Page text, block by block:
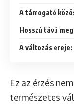
A támogató
Hosszú távú
A változás ereje:
Ez az érzés
természetes